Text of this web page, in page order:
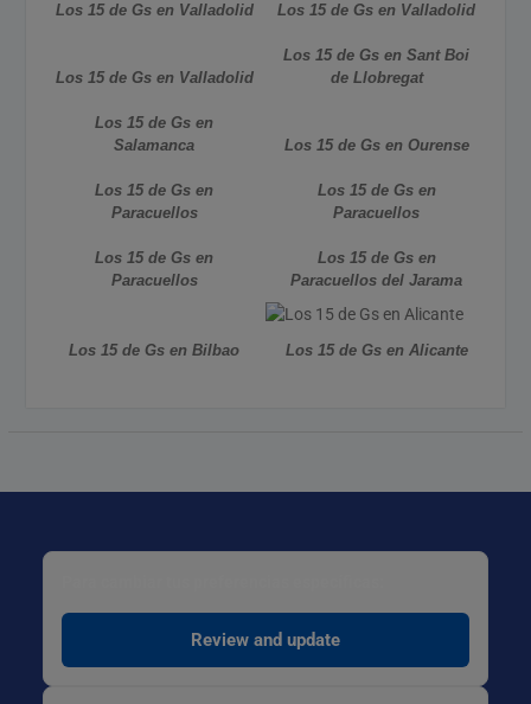
Los 15 de Gs en Valladolid Los 15 de Gs en Valladolid
Los 15 de Gs en Valladolid
Los 15 de Gs en Sant Boi
de Llobregat
Los 15 de Gs en
Salamanca
Los 15 de Gs en Ourense
Los 15 de Gs en
Paracuellos
Los 15 de Gs en
Paracuellos
Los 15 de Gs en
Paracuellos
Los 15 de Gs en
Paracuellos del Jarama
Los 15 de Gs en Bilbao Los 15 de Gs en Alicante
Review and update